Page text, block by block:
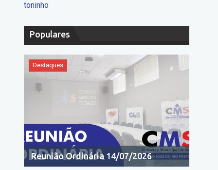
toninho
Populares
Destaques
Reunião Ordinária 14/07/2026